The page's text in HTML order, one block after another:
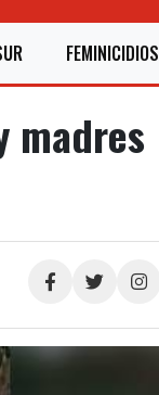
FEMINICIDIOS
madres
Compartir